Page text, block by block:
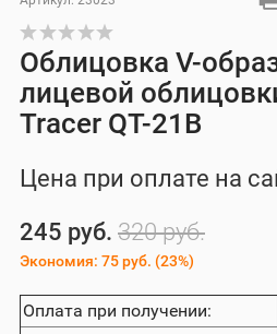
Облицовка V-
лицевой
Tracer QT-21B
Цена при оплате на
245 руб. 320 руб.
Экономия: 75 руб. (23%)
Оплата при получении: